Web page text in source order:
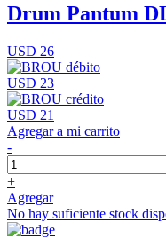
Drum Pantum
USD 26
USD 23
USD 21
Agregar a mi carrito
-
+
Agregar
No hay suficiente stock